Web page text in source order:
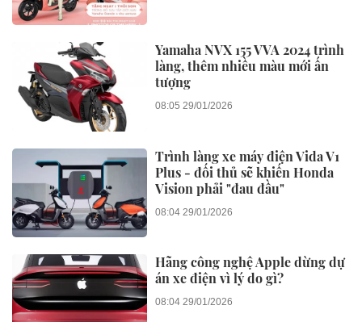
Yamaha NVX 155 VVA 2024 trình
làng, thêm nhiều màu mới ấn
tượng
08:05 29/01/2026
Trình làng xe máy điện Vida V1
Plus - đối thủ sẽ khiến Honda
Vision phải "đau đầu"
08:04 29/01/2026
Hãng công nghệ Apple dừng dự
án xe điện vì lý do gì?
08:04 29/01/2026